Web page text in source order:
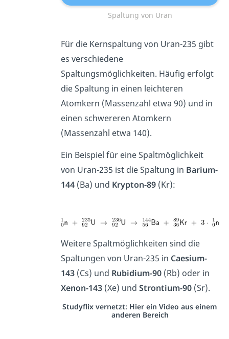
Spaltung von Uran
Für die Kernspaltung von Uran-235 gibt
es verschiedene
Spaltungsmöglichkeiten. Häufig erfolgt
die Spaltung in einen leichteren
Atomkern (Massenzahl etwa 90) und in
einen schwereren Atomkern
(Massenzahl etwa 140).
Ein Beispiel für eine Spaltmöglichkeit
von Uran-235 ist die Spaltung in Barium-
144 (Ba) und Krypton-89 (Kr):
Weitere Spaltmöglichkeiten sind die
Spaltungen von Uran-235 in Caesium-
143 (Cs) und Rubidium-90 (Rb) oder in
Xenon-143 (Xe) undStrontium-90 (Sr).
Studyflix vernetzt: Hier ein Video aus einem
anderen Bereich